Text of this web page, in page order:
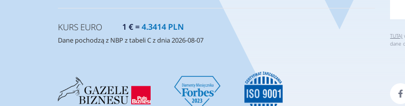
TUTAJ
dane
KURS EURO 1 € =4.3414 PLN
Dane pochodzą z NBP z tabeli C z dnia 2026-08-07